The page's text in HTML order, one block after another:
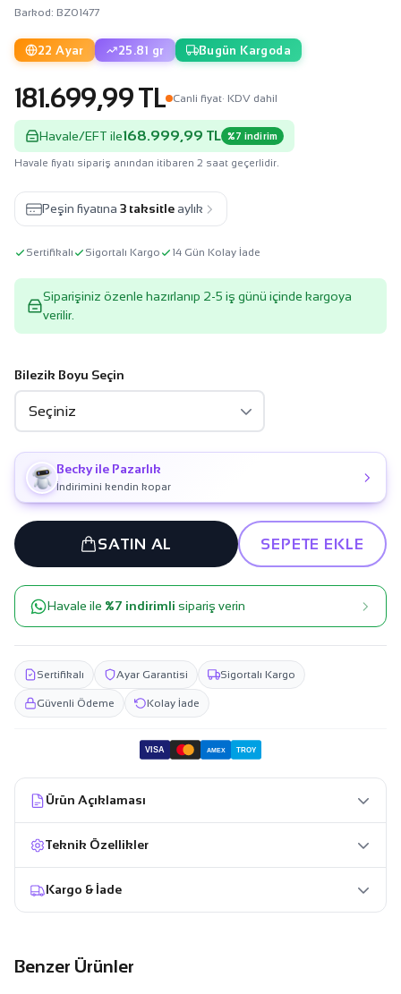
Barkod: BZ01477
22 Ayar 25.81 gr Bugün Kargoda
181.699,99 TL Canli fiyat· KDV dahil
Havale/EFT ile168.999,99 TL %7 indirim
Havale fiyatı sipariş anından itibaren 2 saat geçerlidir.
Peşin fiyatına 3 taksitle aylık
Sertifikalı Sigortalı Kargo 14 Gün Kolay İade
Siparişiniz özenle hazırlanıp 2-5 iş günü içinde kargoya
verilir.
Bilezik Boyu Seçin
Becky ile Pazarlık
İndirimini kendin kopar
SATIN AL SEPETE EKLE
Havale ile %7 indirimli sipariş verin
Sertifikalı Ayar Garantisi Sigortalı Kargo
Güvenli Ödeme Kolay İade
VISA AMEX TROY
Ürün Açıklaması
Teknik Özellikler
Kargo & İade
Benzer Ürünler